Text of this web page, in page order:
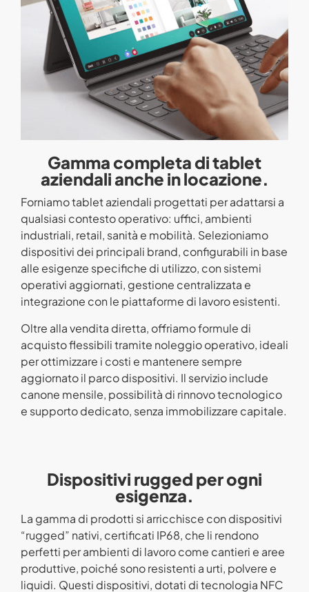
Gamma completa di tablet
aziendali anche in locazione.
Forniamo tablet aziendali progettati per adattarsi a
qualsiasi contesto operativo: uffici, ambienti
industriali, retail, sanità e mobilità. Selezioniamo
dispositivi dei principali brand, configurabili in base
alle esigenze specifiche di utilizzo, con sistemi
operativi aggiornati, gestione centralizzata e
integrazione con le piattaforme di lavoro esistenti.
Oltre alla vendita diretta, offriamo formule di
acquisto flessibili tramite noleggio operativo, ideali
per ottimizzare i costi e mantenere sempre
aggiornato il parco dispositivi. Il servizio include
canone mensile, possibilità di rinnovo tecnologico
e supporto dedicato, senza immobilizzare capitale.
Dispositivi rugged per ogni
esigenza.
La gamma di prodotti si arricchisce con dispositivi
“rugged” nativi, certificati IP68, che li rendono
perfetti per ambienti di lavoro come cantieri e aree
produttive, poiché sono resistenti a urti, polvere e
liquidi. Questi dispositivi, dotati di tecnologia NFC